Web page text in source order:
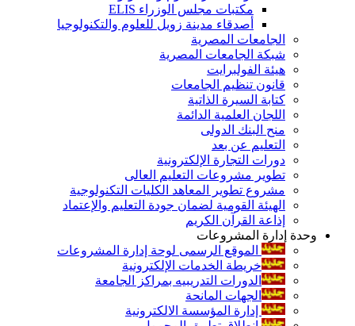
مكتبات مجلس الوزراء ELIS
أصدقاء مدينة زويل للعلوم والتكنولوجيا
الجامعات المصرية
شبكة الجامعات المصرية
هيئة الفولبرايت
قانون تنظيم الجامعات
كتابة السيرة الذاتية
اللجان العلمية الدائمة
منح البنك الدولى
التعليم عن بعد
دورات التجارة الإلكترونية
تطوير مشروعات التعليم العالى
مشروع تطوير المعاهد الكليات التكنولوجية
الهيئة القومية لضمان جودة التعليم والإعتماد
إذاعة القرآن الكريم
وحدة إدارة المشروعات
الموقع الرسمى لوحة إدارة المشروعات
خريطة الخدمات الإلكترونية
الدورات التدريبيه بمراكز الجامعة
الجهات المانحة
إدارة المؤسسة الالكترونية